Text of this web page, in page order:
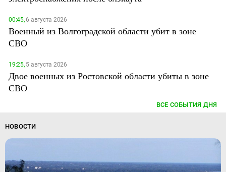
00:45,6 августа 2026
Военный из Волгоградской области убит в зоне
СВО
19:25,5 августа 2026
Двое военных из Ростовской области убиты в зоне
СВО
ВСЕ СОБЫТИЯ ДНЯ
НОВОСТИ